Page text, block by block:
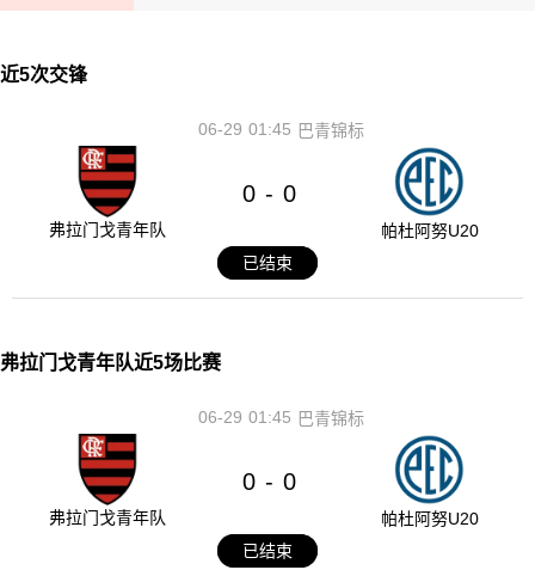
近5次交锋
01:45
06-29 巴青锦标
弗拉门戈青年队
0 - 0
帕杜阿努U20
已结束
弗拉门戈青年队近5场比赛
01:45
06-29 巴青锦标
弗拉门戈青年队
0 - 0
帕杜阿努U20
已结束